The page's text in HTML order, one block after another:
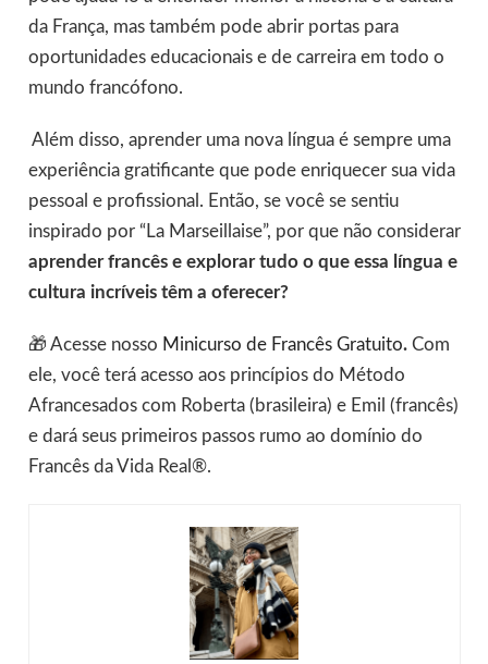
da França, mas também pode abrir portas para
oportunidades educacionais e de carreira em todo o
mundo francófono.
Além disso, aprender uma nova língua é sempre uma
experiência gratificante que pode enriquecer sua vida
pessoal e profissional. Então, se você se sentiu
inspirado por “La Marseillaise”, por que não considerar
aprender francês e explorar tudo o que essa língua e
cultura incríveis têm a oferecer?
🎁 Acesse nosso Minicurso de Francês Gratuito.Com
ele, você terá acesso aos princípios do Método
Afrancesados com Roberta (brasileira) e Emil (francês)
e dará seus primeiros passos rumo ao domínio do
Francês da Vida Real®.